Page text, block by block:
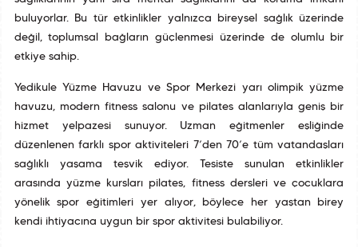
buluyorlar. Bu tür etkinlikler yalnızca bireysel sağlık üzerinde
değil, toplumsal bağların güçlenmesi üzerinde de olumlu bir
etkiye sahip.
Yedikule Yüzme Havuzu ve Spor Merkezi yarı olimpik yüzme
havuzu, modern fitness salonu ve pilates alanlarıyla geniş bir
hizmet yelpazesi sunuyor. Uzman eğitmenler eşliğinde
düzenlenen farklı spor aktiviteleri 7’den 70’e tüm vatandaşları
sağlıklı yaşama teşvik ediyor. Tesiste sunulan etkinlikler
arasında yüzme kursları pilates, fitness dersleri ve çocuklara
yönelik spor eğitimleri yer alıyor, böylece her yaştan birey
kendi ihtiyacına uygun bir spor aktivitesi bulabiliyor.